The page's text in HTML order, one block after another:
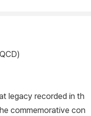
legacy recorded in th
commemorative con